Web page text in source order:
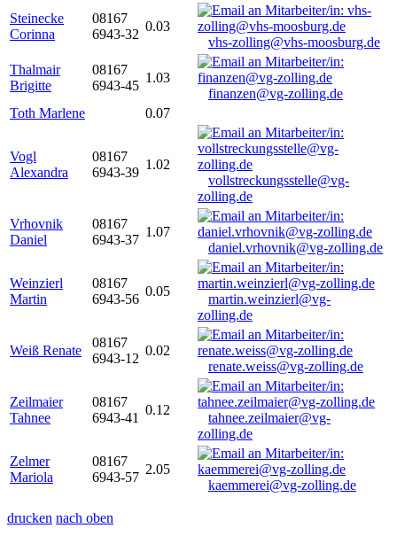
Steinecke
Corinna
08167
6943-32
0.03
vhs-zolling@vhs-moosburg.de
Thalmair
Brigitte
08167
6943-45
1.03
finanzen@vg-zolling.de
Toth Marlene
0.07
Vogl
Alexandra
08167
6943-39
1.02
vollstreckungsstelle@vg-
zolling.de
Vrhovnik
Daniel
08167
6943-37
1.07
daniel.vrhovnik@vg-zolling.de
Weinzierl
Martin
08167
6943-56
0.05
martin.weinzierl@vg-
zolling.de
Weiß Renate
08167
6943-12
0.02
renate.weiss@vg-zolling.de
Zeilmaier
Tahnee
08167
6943-41
0.12
tahnee.zeilmaier@vg-
zolling.de
Zelmer
Mariola
08167
6943-57
2.05
kaemmerei@vg-zolling.de
drucken nach oben